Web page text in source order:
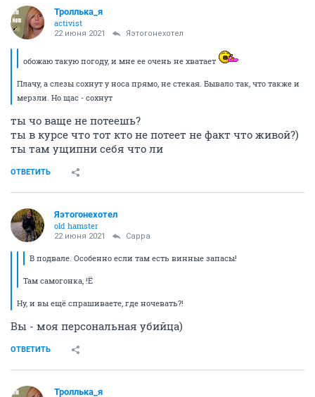
Троллька_я
activist
22 июня 2021 Яэтогонехотел
обожаю такую погоду, и мне ее очень не хватает
Плачу, а слезы сохнут у носа прямо, не стекая. Бывало так, что также и
мерзли. Но щас - сохнут
ты чо ваще не потеешь?
ты в курсе что тот кто не потеет не факт что живой?)
ты там ущипни себя что ли
ОТВЕТИТЬ
Яэтогонехотел
old hamster
22 июня 2021 Сарра
В подвале. Особенно если там есть винные запасы!
Там самогонка, !Ё
Ну, и вы ещё спрашиваете, где ночевать?!
Вы - моя персональная убийца)
ОТВЕТИТЬ
Троллька_я